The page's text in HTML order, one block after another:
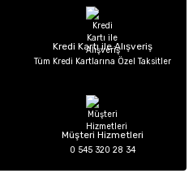
bulunuyor.
pahalı.
Kredi Kartı ile Alışveriş
Tüm Kredi Kartlarına Özel Taksitler
Müşteri Hizmetleri
0 545 320 28 34